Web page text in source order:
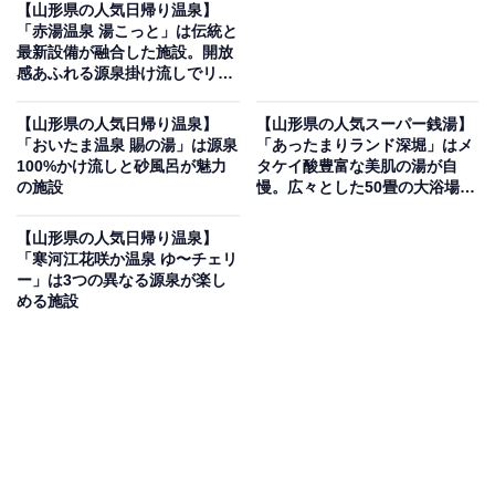
【山形県の人気日帰り温泉】
「赤湯温泉 湯こっと」は伝統と
最新設備が融合した施設。開放
感あふれる源泉掛け流しでリラ
【山形県の人気日帰り温泉】
「おいたま温泉 賜の湯」は源泉
100%かけ流しと砂風呂が魅力
の施設
【山形県の人気スーパー銭湯】
「あったまりランド深堀」はメ
タケイ酸豊富な美肌の湯が自
慢。広々とした50畳の大浴場で
【山形県の人気日帰り温泉】
「寒河江花咲か温泉 ゆ〜チェリ
ー」は3つの異なる源泉が楽し
める施設